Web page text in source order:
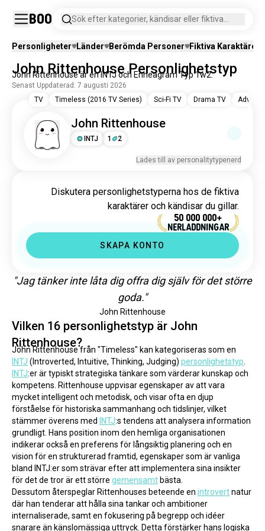
Boo
Sök efter kategorier, kändisar eller fiktiva
Personligheter Länder Berömda Personer Fiktiva Karaktärer
John Rittenhouse Personlighetstyp
John Rittenhouse är en INTJ och Enneagram Typ 1w2.
Senast Uppdaterad: 7 augusti 2026
John Rittenhouse
INTJ 1 2
TV Timeless (2016 TV Series) Sci-Fi TV Drama TV
Lades till av personalitytypenerd
Diskutera personlighetstyperna hos de fiktiva
karaktärer och kändisar du gillar.
50 000 000+
NERLADDNINGAR
SKAPA KONTO
"Jag tänker inte låta dig offra dig själv för det större
goda."
John Rittenhouse
Vilken 16 personlighetstyp är John
Rittenhouse?
INTJ (Introverted, Intuitive, Thinking, Judging) personlighetstyp
INTJ:er är typiskt strategiska tänkare som värderar kunskap och
kompetens. Rittenhouse uppvisar egenskaper av att vara
mycket intelligent och metodisk, och visar ofta en djup
förståelse för historiska sammanhang och tidslinjer, vilket
stämmer överens med
INTJ:s tendens att analysera information
grundligt. Hans position inom den hemliga organisationen
indikerar också en preferens för långsiktig planering och en
vision för en strukturerad framtid, egenskaper som är vanliga
bland INTJ:er som strävar efter att implementera sina insikter
för det de tror är ett större gemensamt bästa.
Dessutom återspeglar Rittenhouses beteende en introvert natur
där han tenderar att hålla sina tankar och ambitioner
internaliserade, samt en fokusering på begrepp och idéer
snarare än känslomässiga uttryck. Detta förstärker hans logiska